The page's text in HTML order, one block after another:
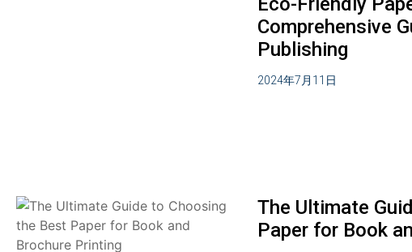
Comprehensive
Publishing
2024年7月11日
The Ultimate
Paper for Book